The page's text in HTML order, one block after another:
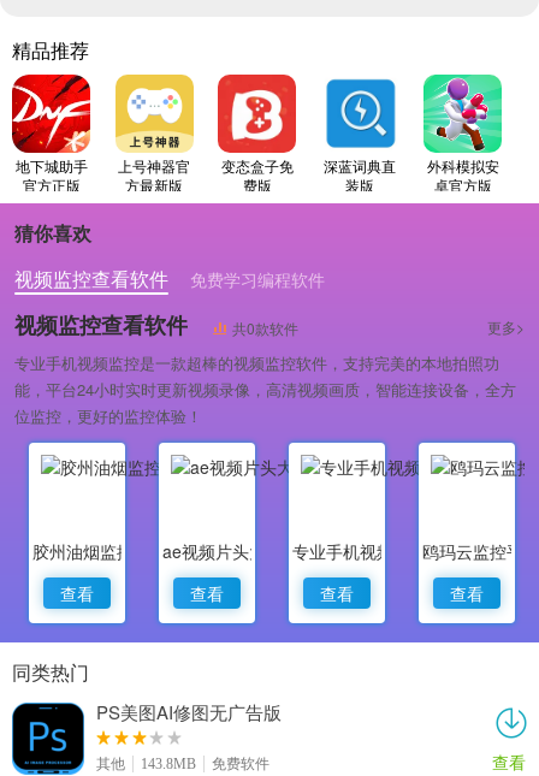
精品推荐
地下城助手
官方正版
上号神器官
方最新版
变态盒子免
费版
深蓝词典直
装版
外科模拟安
卓官方版
猜你喜欢
视频监控查看软件
免费学习编程软件
专业做婚礼策划的软件
视频监控查看软件 共0款软件 更多>
专业手机视频监控是一款超棒的视频监控软件，支持完美的本地拍照功
能，平台24小时实时更新视频录像，高清视频画质，智能连接设备，全方
位监控，更好的监控体验！
胶州油烟监控
查看
ae视频片头大师
查看
专业手机视频监控
查看
鸥玛云监控平
查看
同类热门
PS美图AI修图无广告版
其他 143.8MB 免费软件 查看